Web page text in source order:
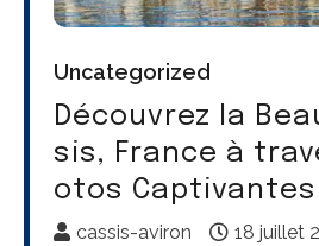
Uncategorized
Découvrez la
sis, France à
otos Captivantes
cassis-aviron 18 juillet